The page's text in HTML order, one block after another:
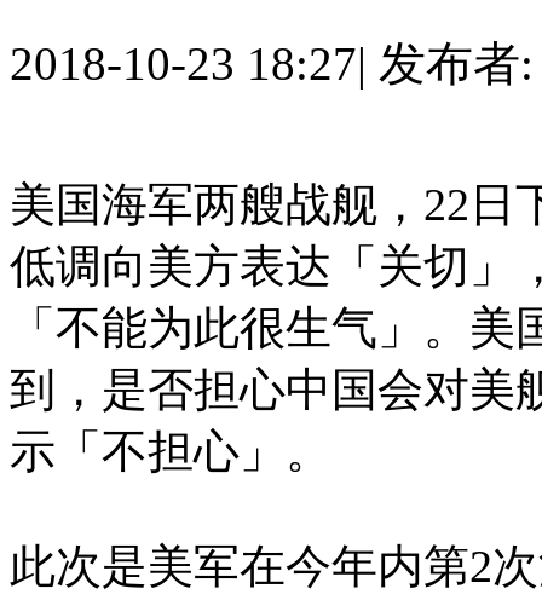
2018-10-23 18:27| 发布者
美国海军两艘战舰，22日
低调向美方表达「关切」
「不能为此很生气」。
到，是否担心中国会对美
示「不担心」。
此次是美军在今年内第2